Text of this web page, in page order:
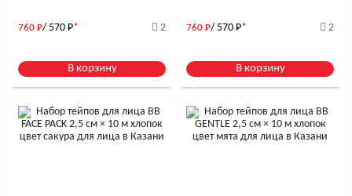
760 Р/ 570 Р* 2
В корзину
760 Р/ 570 Р* 2
В корзину